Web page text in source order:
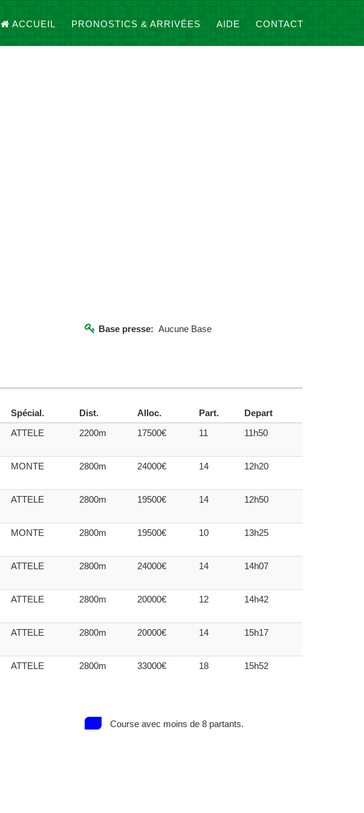
ACCUEIL PRONOSTICS & ARRIVÉES AIDE CONTACT
Base presse: Aucune Base
Spécial. Dist. Alloc. Part.
Depart
ATTELE 2200m 17500€ 11 11h50
MONTE 2800m 24000€ 14 12h20
ATTELE 2800m 19500€ 14 12h50
MONTE 2800m 19500€ 10 13h25
ATTELE 2800m 24000€ 14 14h07
ATTELE 2800m 20000€ 12 14h42
ATTELE 2800m 20000€ 14 15h17
ATTELE 2800m 33000€ 18 15h52
Course avec moins de 8 partants.